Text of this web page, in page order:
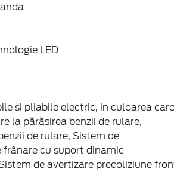
LED
si pliabile electric, in culoarea
la părăsirea benzii de rulare,
de rulare, Sistem de
cu suport dinamic
de avertizare precoliziune